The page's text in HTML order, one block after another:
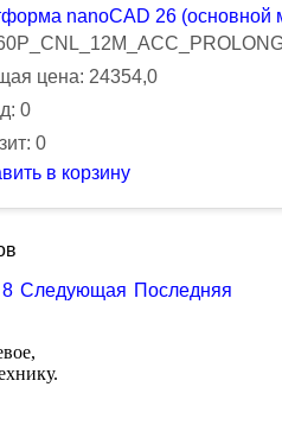
nanoCAD 26 (основной
цена: 24354,0
0
0
в корзину
8 Следующая Последняя